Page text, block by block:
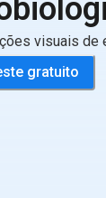
visuais
gratuito